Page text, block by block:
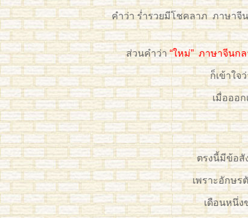
คำว่า ร่ำรวยมีโชคลาภ ภาษาจีน
ส่วนคำว่า“ใหม่” ภาษาจีนกล
ก็เข้าใจ
เมื่อออก
ตรงนี้มีข้อสั
เพราะอักษร
เดือนหนึ่ง